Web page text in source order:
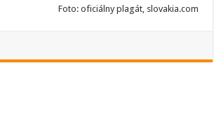
Foto: oficiálny plagát, slovakia.com